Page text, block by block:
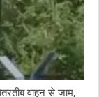
वाहन से जाम,